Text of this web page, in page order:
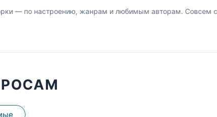
— по настроению, жанрам и любимым авторам. Совсем